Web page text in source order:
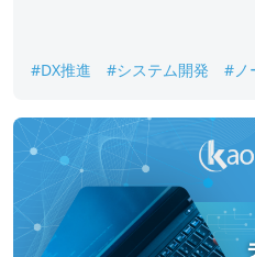
#DX推進 #システム開発 #ノ